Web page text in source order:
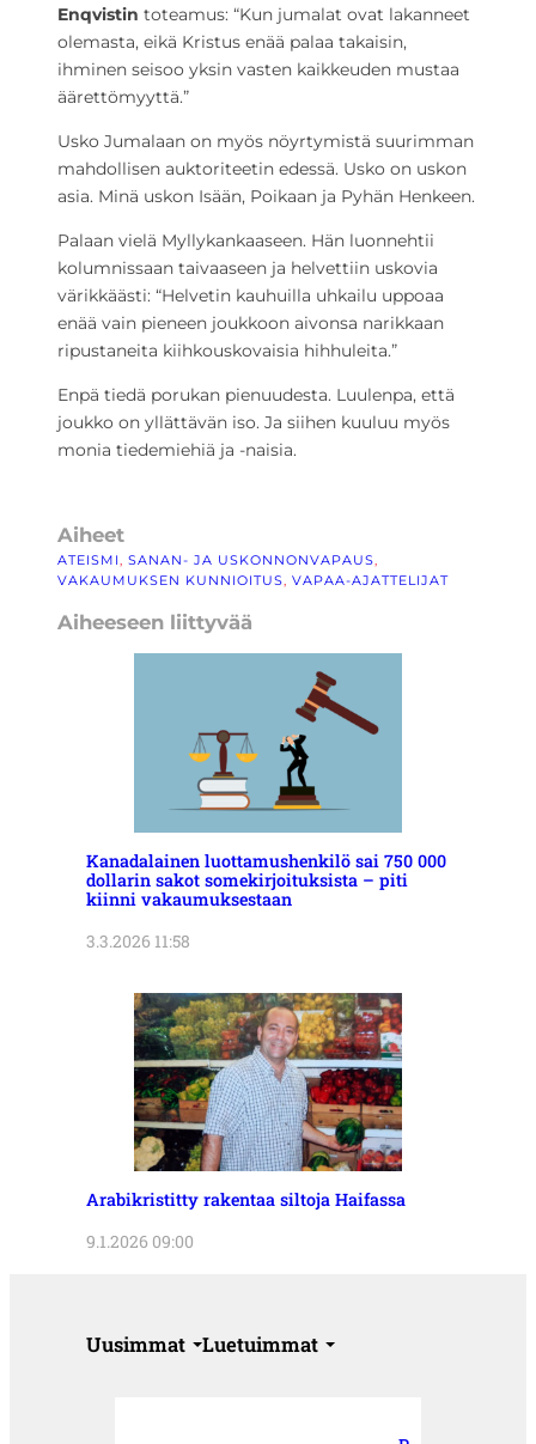
Enqvistin toteamus: “Kun jumalat ovat lakanneet
olemasta, eikä Kristus enää palaa takaisin,
ihminen seisoo yksin vasten kaikkeuden mustaa
äärettömyyttä.”
Usko Jumalaan on myös nöyrtymistä suurimman
mahdollisen auktoriteetin edessä. Usko on uskon
asia. Minä uskon Isään, Poikaan ja Pyhän Henkeen.
Palaan vielä Myllykankaaseen. Hän luonnehtii
kolumnissaan taivaaseen ja helvettiin uskovia
värikkäästi: “Helvetin kauhuilla uhkailu uppoaa
enää vain pieneen joukkoon aivonsa narikkaan
ripustaneita kiihkouskovaisia hihhuleita.”
Enpä tiedä porukan pienuudesta. Luulenpa, että
joukko on yllättävän iso. Ja siihen kuuluu myös
monia tiedemiehiä ja -naisia.
Aiheet
ATEISMI, SANAN- JA USKONNONVAPAUS
VAKAUMUKSEN KUNNIOITUS, VAPAA-AJATTELIJAT
Aiheeseen liittyvää
Kanadalainen luottamushenkilö sai 750 000
dollarin sakot somekirjoituksista – piti
kiinni vakaumuksestaan
3.3.2026 11:58
Arabikristitty rakentaa siltoja Haifassa
9.1.2026 09:00
Uusimmat Luetuimmat